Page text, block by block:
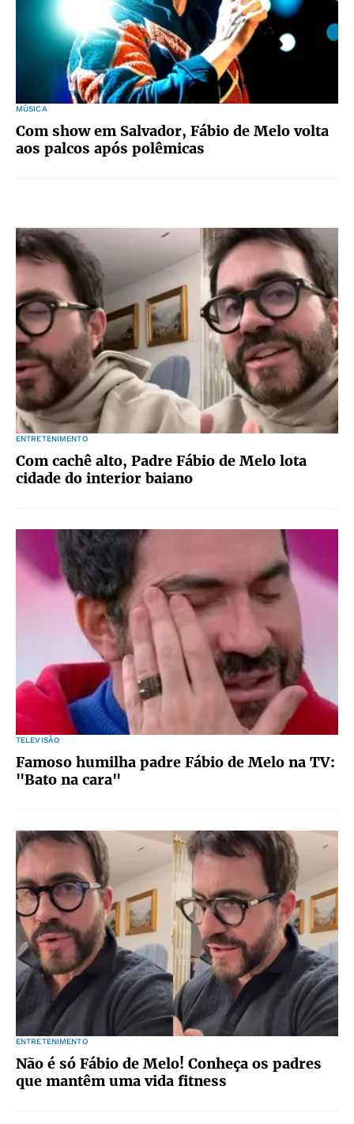
MÚSICA
Com show em Salvador, Fábio de Melo volta
aos palcos após polêmicas
ENTRETENIMENTO
Com cachê alto, Padre Fábio de Melo lota
cidade do interior baiano
TELEVISÃO
Famoso humilha padre Fábio de Melo na TV:
"Bato na cara"
ENTRETENIMENTO
Não é só Fábio de Melo! Conheça os padres
que mantêm uma vida fitness